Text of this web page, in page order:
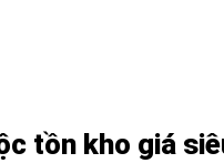
tồn kho giá